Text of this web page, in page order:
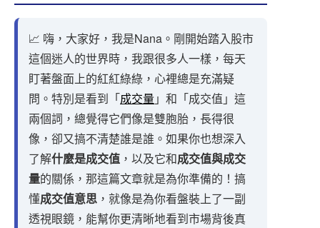
📈 嗨，大家好，我是Nana。剛開始踏入股市
這個迷人的世界時，我跟很多人一樣，每天
盯著盤面上的紅紅綠綠，心裡總是充滿疑
問。特別是看到「成交量」和「成交值」這
兩個詞，總覺得它們像是雙胞胎，長得很
像，卻又搞不清楚誰是誰。如果你也想深入
了解什麼是成交值 ，以及它和成交值與成交
量的關係，那這篇文章就是為你準備的！搞
懂成交值意思 ，就像是為你看盤裝上了一副
透視眼鏡，能幫你更清晰地看到市場背後真